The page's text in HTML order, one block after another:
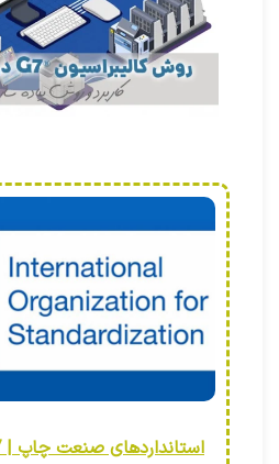
استانداردهای صنعت چاپ | iso 12647